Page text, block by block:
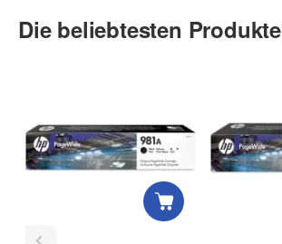
Die beliebtesten Produkte